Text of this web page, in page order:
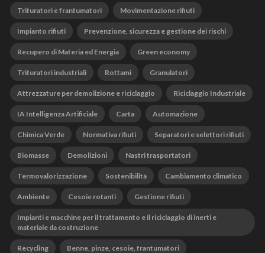
Trituratori e frantumatori Movimentazione rifiuti
Impianto rifiuti Prevenzione, sicurezza e gestione dei rischi
Recupero di Materia ed Energia Green economy
Trituratori industriali Rottami Granulatori
Attrezzature per demolizione e riciclaggio Riciclaggio Industriale
IA Intelligenza Artificiale Carta Automazione
Chimica Verde Normativa rifiuti Separatori e selettori rifiuti
Biomasse Demolizioni Nastri trasportatori
Termovalorizzazione Sostenibilità Cambiamento climatico
Ambiente Cesoie rotanti Gestione rifiuti
Impianti e macchine per il trattamento e il riciclaggio di inerti e
materiale da costruzione
Recycling Benne, pinze, cesoie, frantumatori